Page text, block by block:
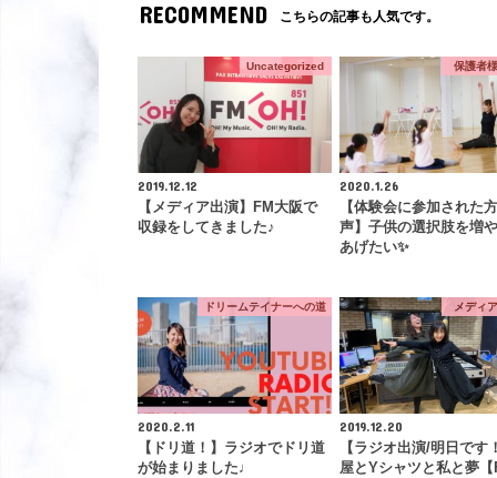
RECOMMEND こちらの記事も人気です。
Uncategorized
2019.12.12
【メディア出演】FM大阪で
収録をしてきました♪
保護者
2020.1.26
【体験会に参加された
声】子供の選択肢を増
あげたい✨
ドリームテイナーへの道
2020.2.11
【ドリ道！】ラジオでドリ道
が始まりました♩
メディ
2019.12.20
【ラジオ出演/明日です
屋とYシャツと私と夢【